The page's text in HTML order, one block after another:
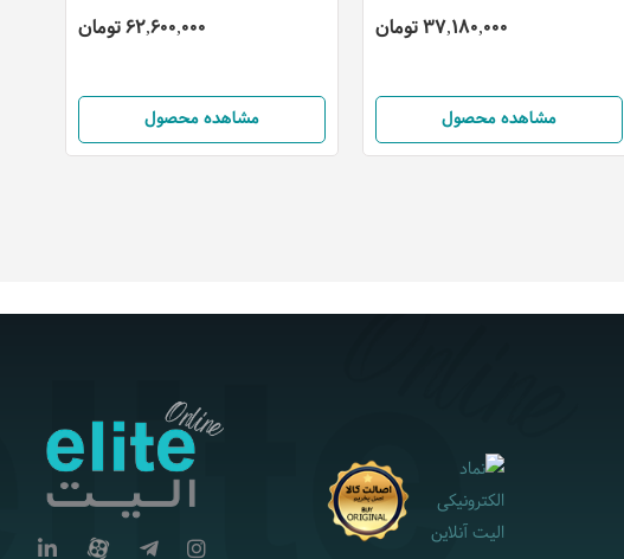
62,600,000 تومان
مشاهده محصول
37,180,000 تومان
مشاهده محصول